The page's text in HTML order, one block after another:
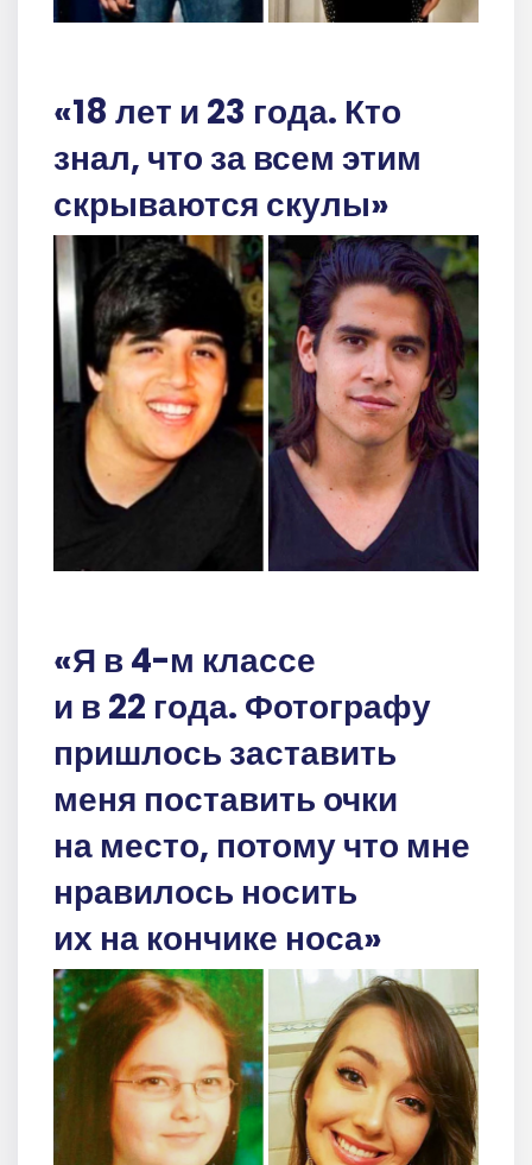
«18 лет и 23 года. Кто
знал, что за всем этим
скрываются скулы»
«Я в 4-м классе
и в 22 года. Фотографу
пришлось заставить
меня поставить очки
на место, потому что мне
нравилось носить
их на кончике носа»